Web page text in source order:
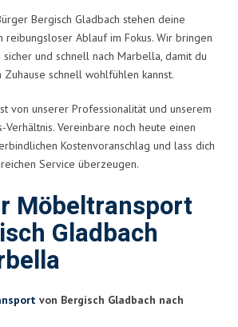
Bergisch Gladbach stehen deine
reibungsloser Ablauf im Fokus. Wir bringen
und schnell nach Marbella, damit du
schnell wohlfühlen kannst.
von unserer Professionalität und unserem
Verhältnis. Vereinbare noch heute einen
Kostenvoranschlag und lass dich
Service überzeugen.
Möbeltransport
Gladbach
von Bergisch Gladbach nach